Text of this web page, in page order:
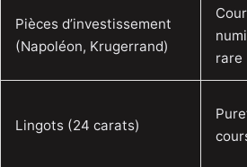
Pièces d’investissement
(Napoléon, Krugerrand)
rare
Lingots (24 carats)